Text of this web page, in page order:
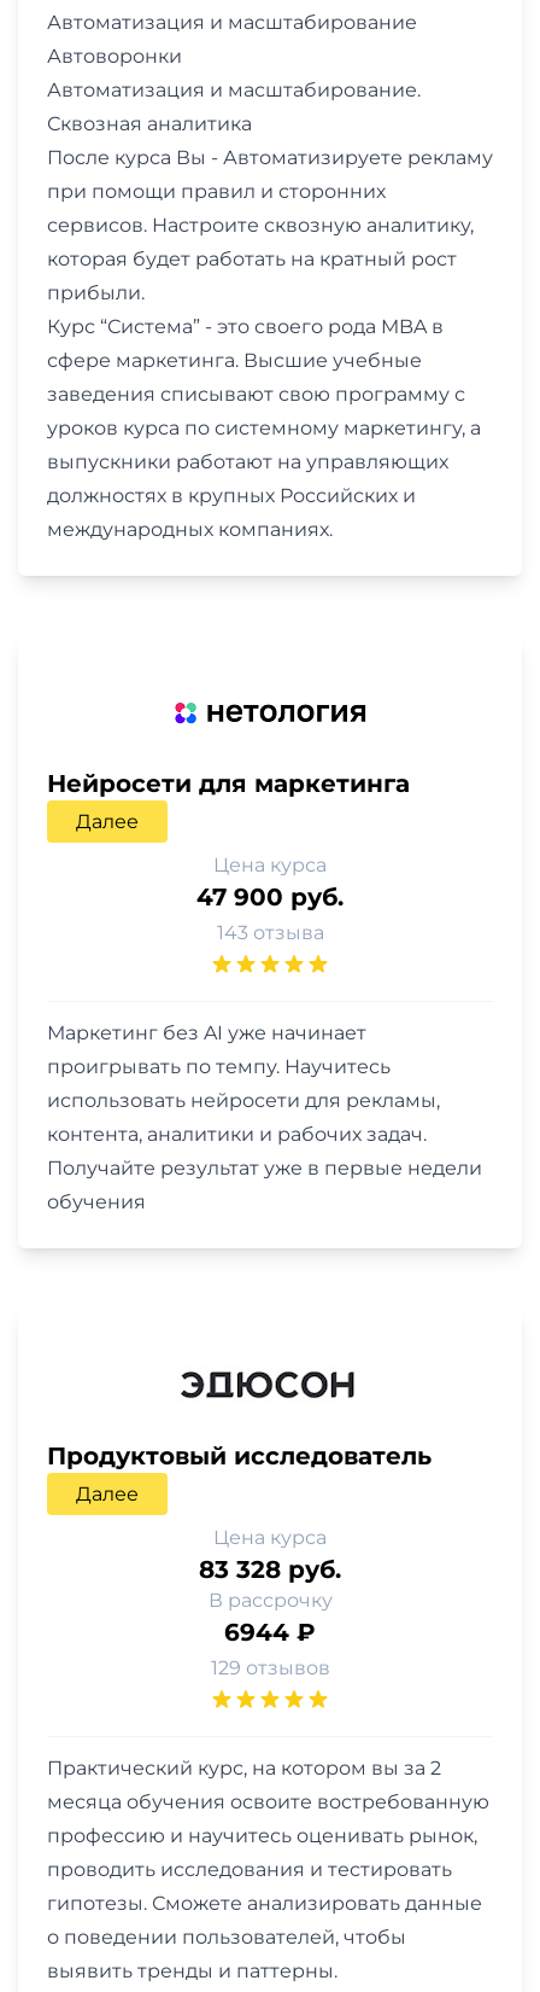
Автоматизация и масштабирование
Автоворонки
Автоматизация и масштабирование.
Сквозная аналитика
После курса Вы - Автоматизируете рекламу
при помощи правил и сторонних
сервисов. Настроите сквозную аналитику,
которая будет работать на кратный рост
прибыли.
Курс “Система” - это своего рода MBA в
сфере маркетинга. Высшие учебные
заведения списывают свою программу с
уроков курса по системному маркетингу, а
выпускники работают на управляющих
должностях в крупных Российских и
международных компаниях.
Нейросети для маркетинга
Далее
Цена курса
47 900 руб.
143 отзыва
Маркетинг без AI уже начинает
проигрывать по темпу. Научитесь
использовать нейросети для рекламы,
контента, аналитики и рабочих задач.
Получайте результат уже в первые недели
обучения
Продуктовый исследователь
Далее
Цена курса
83 328 руб.
В рассрочку
6944 ₽
129 отзывов
Практический курс, на котором вы за 2
месяца обучения освоите востребованную
профессию и научитесь оценивать рынок,
проводить исследования и тестировать
гипотезы. Сможете анализировать данные
о поведении пользователей, чтобы
выявить тренды и паттерны.